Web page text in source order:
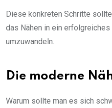
Diese konkreten Schritte
das Nähen in ein
umzuwandeln.
Die moderne
Warum sollte man es sich